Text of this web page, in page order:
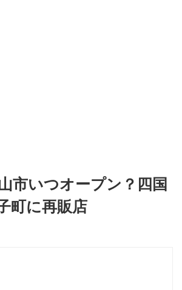
市いつオープン？四国
町に再販店